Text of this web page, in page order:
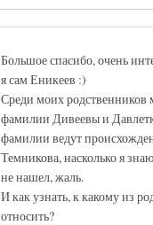
Большое спасибо, очень
я сам Еникеев :)
Среди моих родственников
фамилии Дивеевы и
фамилии ведут
Темникова, насколько я
не нашел, жаль.
И как узнать, к какому из
относить?